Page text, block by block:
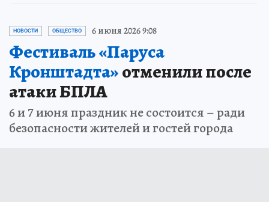
НОВОСТИ ОБЩЕСТВО 6 июня 2026 9:08
Фестиваль «Паруса
Кронштадта»отменили после
атаки БПЛА
6 и 7 июня праздник не состоится – ради
безопасности жителей и гостей города